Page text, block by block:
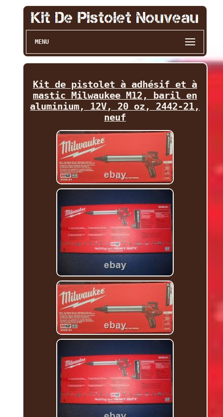
MENU
Kit de pistolet à adhésif et à
mastic Milwaukee M12, baril en
aluminium, 12V, 20 oz, 2442-21,
neuf